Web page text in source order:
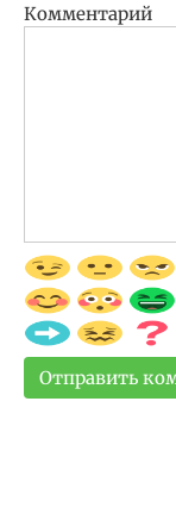
Комментарий